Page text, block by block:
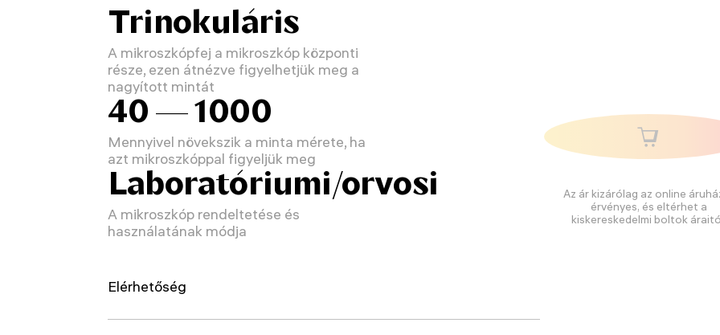
Az ár kizárólag az online
érvényes, és eltérhet a
kiskereskedelmi boltok
Trinokuláris
A mikroszkópfej a mikroszkóp központi
része, ezen átnézve figyelhetjük meg a
nagyított mintát
40 — 1000
Mennyivel növekszik a minta mérete, ha
azt mikroszkóppal figyeljük meg
Laboratóriumi/orvosi
A mikroszkóp rendeltetése és
használatának módja
Elérhetőség